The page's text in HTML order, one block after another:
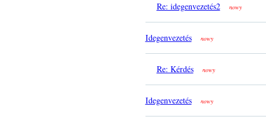
Re: idegenvezetés2 nowy
Idegenvezetés nowy
Re: Kérdés nowy
Idegenvezetés nowy